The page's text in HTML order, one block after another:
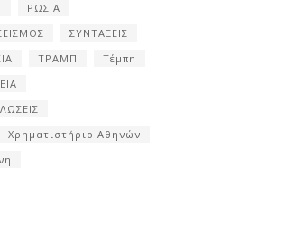
ΡΩΣΙΑ
ΣΥΝΤΑΞΕΙΣ
ΤΡΑΜΠ
Τέμπη
Χρηματιστήριο Αθηνών